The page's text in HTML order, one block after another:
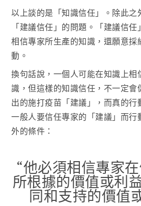
以上談的是「知識信任」。除此之
「建議信任」的問題。「建議信
相信專家所生產的知識，還願意採
動。
換句話說，一個人可能在知識上相
識，但這樣的知識信任，不一定會
出的施打疫苗「建議」，而真的行
一般人要信任專家的「建議」而行
外的條件：
“他必須相信專家
所根據的價值或利
同和支持的價值